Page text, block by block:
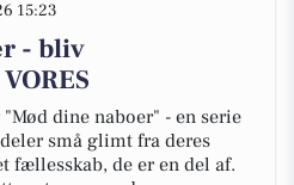
15:23
- bliv
dine naboer" - en serie
små glimt fra deres
fællesskab, de er en del af.